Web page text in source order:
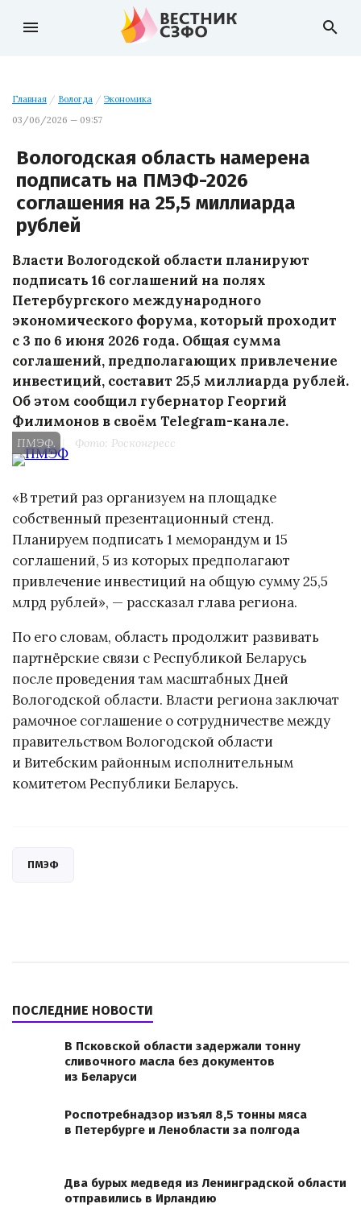
menu search
Главная / Вологда / Экономика
03/06/2026 — 09:57
Вологодская область намерена
подписать на ПМЭФ-2026
соглашения на 25,5 миллиарда
рублей
Власти Вологодской области планируют
подписать 16 соглашений на полях
Петербургского международного
экономического форума, который проходит
с 3 по 6 июня 2026 года. Общая сумма
соглашений, предполагающих привлечение
инвестиций, составит 25,5 миллиарда рублей.
Об этом сообщил губернатор Георгий
Филимонов в своём Telegram-канале.
ПМЭФ. Фото: Росконгресс
«В третий раз организуем на площадке
собственный презентационный стенд.
Планируем подписать 1 меморандум и 15
соглашений, 5 из которых предполагают
привлечение инвестиций на общую сумму 25,5
млрд рублей», — рассказал глава региона.
По его словам, область продолжит развивать
партнёрские связи с Республикой Беларусь
после проведения там масштабных Дней
Вологодской области. Власти региона заключат
рамочное соглашение о сотрудничестве между
правительством Вологодской области
и Витебским районным исполнительным
комитетом Республики Беларусь.
ПМЭФ
ПОСЛЕДНИЕ НОВОСТИ
В Псковской области задержали тонну
сливочного масла без документов
из Беларуси
Роспотребнадзор изъял 8,5 тонны мяса
в Петербурге и Ленобласти за полгода
Два бурых медведя из Ленинградской области
отправились в Ирландию